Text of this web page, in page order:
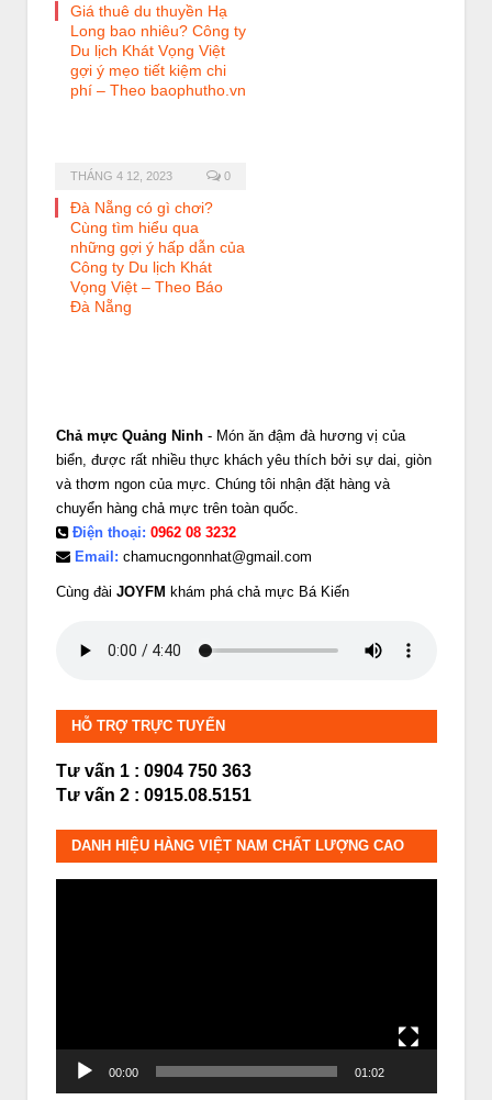
Giá thuê du thuyền Hạ
Long bao nhiêu? Công ty
Du lịch Khát Vọng Việt
gợi ý mẹo tiết kiệm chi
phí – Theo baophutho.vn
THÁNG 4 12, 2023 0
Đà Nẵng có gì chơi?
Cùng tìm hiểu qua
những gợi ý hấp dẫn của
Công ty Du lịch Khát
Vọng Việt – Theo Báo
Đà Nẵng
Chả mực Quảng Ninh - Món ăn đậm đà hương vị của
biển, được rất nhiều thực khách yêu thích bởi sự dai, giòn
và thơm ngon của mực. Chúng tôi nhận đặt hàng và
chuyển hàng chả mực trên toàn quốc.
Điện thoại: 0962 08 3232
Email: chamucngonnhat@gmail.com
Cùng đài JOYFM khám phá chả mực Bá Kiến
HỖ TRỢ TRỰC TUYẾN
Tư vấn 1 : 0904 750 363
Tư vấn 2 : 0915.08.5151
DANH HIỆU HÀNG VIỆT NAM CHẤT LƯỢNG CAO
00:00 01:02